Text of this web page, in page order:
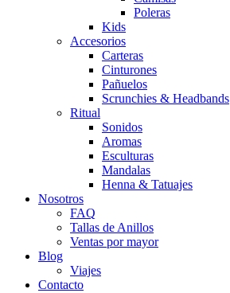
Poleras
Kids
Accesorios
Carteras
Cinturones
Pañuelos
Scrunchies & Headbands
Ritual
Sonidos
Aromas
Esculturas
Mandalas
Henna & Tatuajes
Nosotros
FAQ
Tallas de Anillos
Ventas por mayor
Blog
Viajes
Contacto